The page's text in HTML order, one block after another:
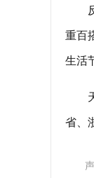
重百
生活
省、